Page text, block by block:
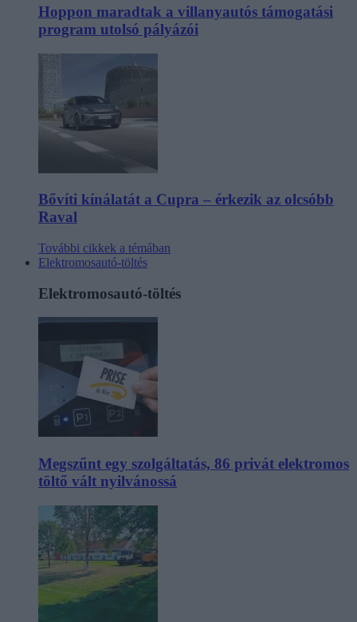
Hoppon maradtak a villanyautós támogatási
program utolsó pályázói
Bővíti kínálatát a Cupra – érkezik az olcsóbb
Raval
További cikkek a témában
Elektromosautó-töltés
Elektromosautó-töltés
Megszűnt egy szolgáltatás, 86 privát elektromos
töltő vált nyilvánossá